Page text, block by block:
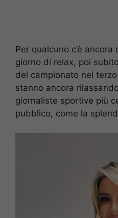
Per qualcuno c’è
giorno di relax, poi
del campionato nel
stanno ancora
giornaliste sportive più
pubblico, come la